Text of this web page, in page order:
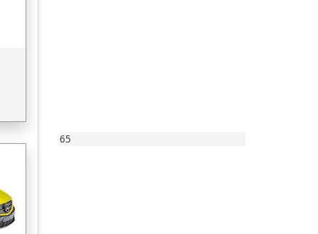
65